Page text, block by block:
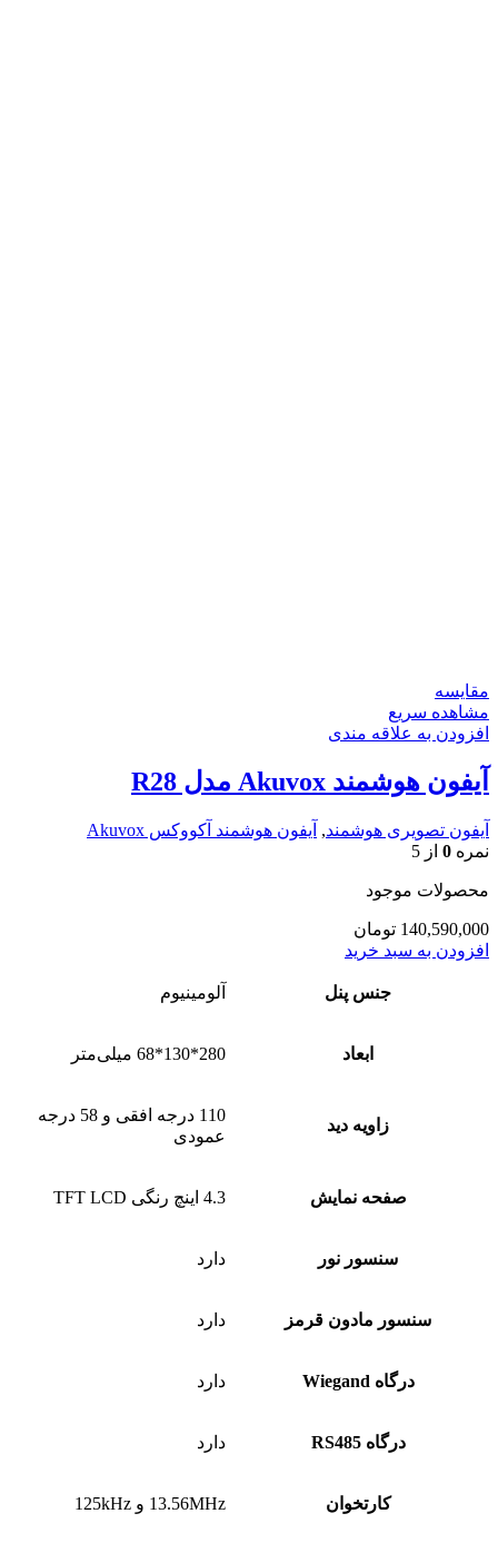
مقایسه
مشاهده سریع
افزودن به علاقه مندی
آیفون هوشمند Akuvox مدل R28
آیفون تصویری هوشمند, آیفون هوشمند آکووکس Akuvox
نمره 0 از 5
محصولات موجود
140,590,000 تومان
افزودن به سبد خرید
جنس پنل آلومینیوم
ابعاد 280*130*68 میلی‌متر
زاویه دید
110 درجه افقی و 58 درجه
عمودی
صفحه نمایش 4.3 اینچ رنگی TFT LCD
سنسور نور دارد
سنسور مادون قرمز دارد
درگاه Wiegand دارد
درگاه RS485 دارد
کارتخوان 13.56MHz و 125kHz